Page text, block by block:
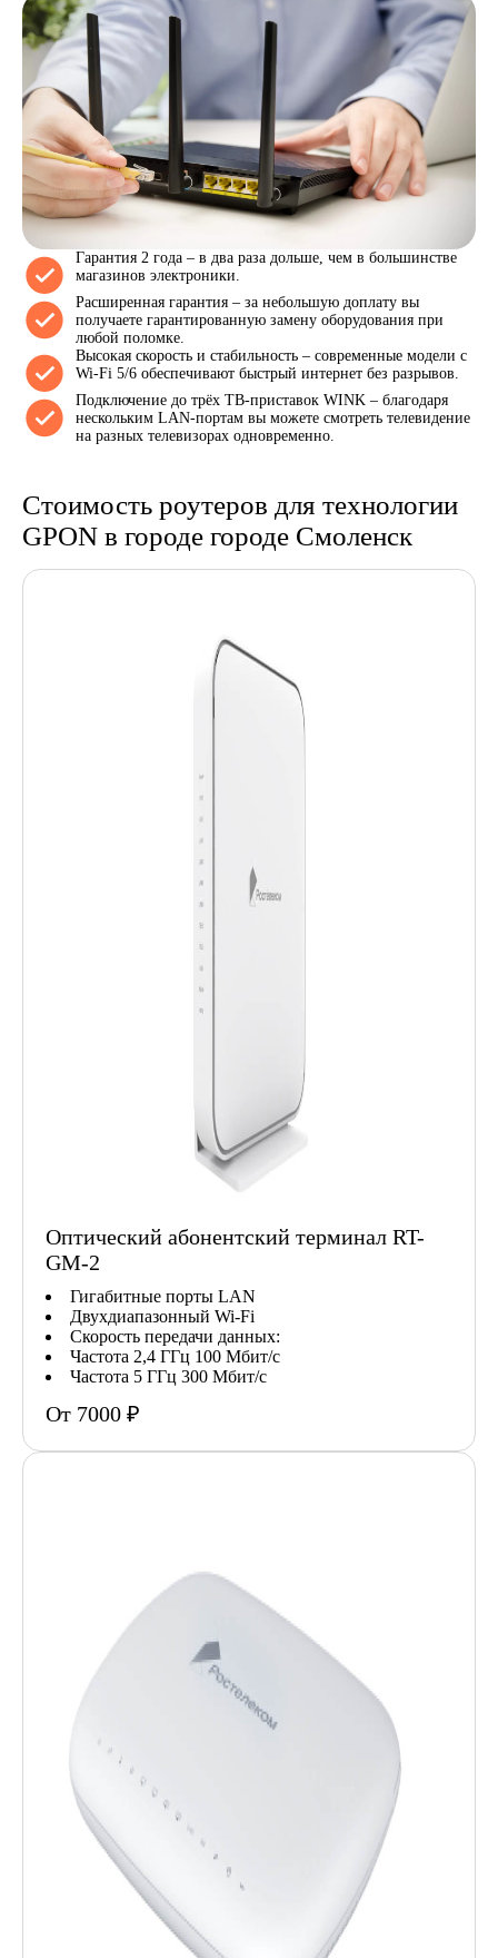
Гарантия 2 года – в два раза дольше, чем в большинстве
магазинов электроники.
Расширенная гарантия – за небольшую доплату вы
получаете гарантированную замену оборудования при
любой поломке.
Высокая скорость и стабильность – современные модели с
Wi-Fi 5/6 обеспечивают быстрый интернет без разрывов.
Подключение до трёх ТВ-приставок WINK – благодаря
нескольким LAN-портам вы можете смотреть телевидение
на разных телевизорах одновременно.
Стоимость роутеров для технологии
GPON в городе городе Смоленск
Оптический абонентский терминал RT-
GM-2
Гигабитные порты LAN
Двухдиапазонный Wi-Fi
Скорость передачи данных:
Частота 2,4 ГГц 100 Мбит/с
Частота 5 ГГц 300 Мбит/с
От 7000 ₽